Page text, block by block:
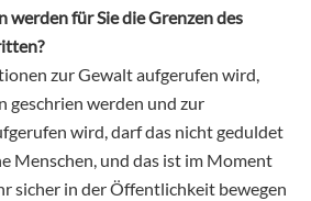
werden für Sie die Grenzen des
zur Gewalt aufgerufen wird,
geschrien werden und zur
wird, darf das nicht geduldet
Menschen, und das ist im Moment
sicher in der Öffentlichkeit bewegen